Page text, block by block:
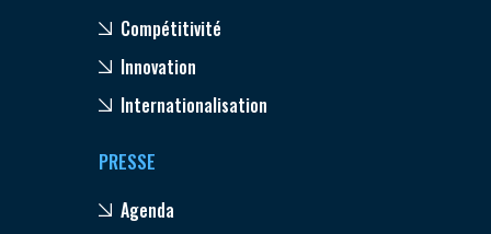
Compétitivité
Innovation
Internationalisation
PRESSE
Agenda